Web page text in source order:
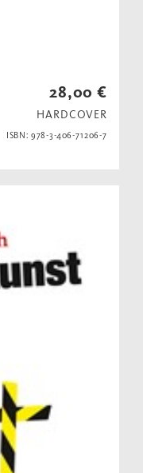
28,00 €
HARDCOVER
ISBN: 978-3-406-71206-7